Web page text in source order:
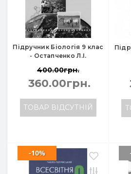
Підручник Біологія 9 клас
- Остапченко Л.І.
400.00грн.
360.00грн.
ТОВАР ВІДСУТНІЙ
-10%